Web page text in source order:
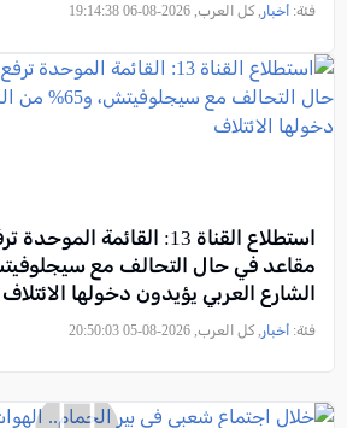
فئة: أخبار , كل العرب, 2026-08-06 19:14:38
الشارع العربي يؤيدون دخولها الائتلاف
فئة: أخبار , كل العرب, 2026-08-05 20:50:03